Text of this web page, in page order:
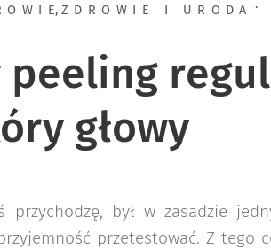
, ZDROWIE I URODA
peeling
głowy
był w zasadzie
przetestować. Z tego